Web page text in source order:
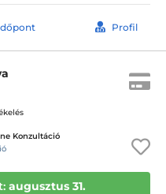
Profil
Konzultáció
augusztus 31.